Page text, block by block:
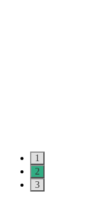
1
2
3